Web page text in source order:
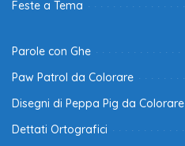
Feste a Tema
Parole con Ghe
Paw Patrol da Colorare
Disegni di Peppa Pig da Colorare
Dettati Ortografici